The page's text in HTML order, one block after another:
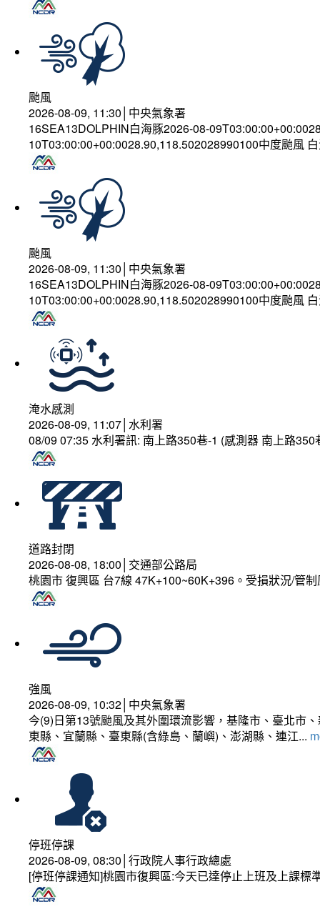
颱風
2026-08-09, 11:30│中央氣象署
16SEA13DOLPHIN白海豚2026-08-
10T03:00:00+00:0028.90,118.502028990100中度颱風
颱風
2026-08-09, 11:30│中央氣象署
16SEA13DOLPHIN白海豚2026-08-
10T03:00:00+00:0028.90,118.502028990100中度颱風
淹水感測
2026-08-09, 11:07│水利署
08/09 07:35 水利署訊: 南上路350巷-1 (感測器 南上路
道路封閉
2026-08-08, 18:00│交通部公路局
桃園市 復興區 台7線 47K+100~60K+396。受損狀況/管
強風
2026-08-09, 10:32│中央氣象署
今(9)日第13號颱風及其外圍環流影響，基隆市、臺北市
東縣、宜蘭縣、臺東縣(含綠島、蘭嶼)、澎湖縣、連江...
停班停課
2026-08-09, 08:30│行政院人事行政總處
[停班停課通知]桃園市復興區:今天已達停止上班及上課